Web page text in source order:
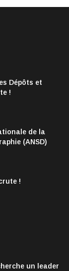
Dépôts et
!
de la
(ANSD)
!
un leader